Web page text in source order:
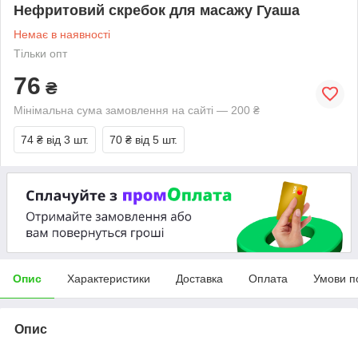
Нефритовий скребок для масажу Гуаша
Немає в наявності
Тільки опт
76 ₴
Мінімальна сума замовлення на сайті — 200 ₴
74 ₴ від 3 шт. 70 ₴ від 5 шт.
Опис Характеристики Доставка Оплата Умови
Опис